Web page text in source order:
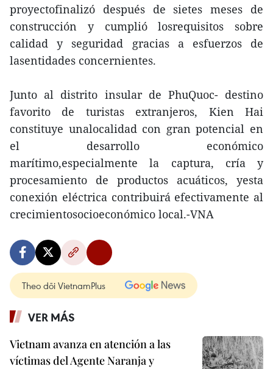
proyectofinalizó después de sietes meses de
construcción y cumplió losrequisitos sobre
calidad y seguridad gracias a esfuerzos de
lasentidades concernientes.
Junto al distrito insular de PhuQuoc- destino
favorito de turistas extranjeros, Kien Hai
constituye unalocalidad con gran potencial en
el desarrollo económico
marítimo,especialmente la captura, cría y
procesamiento de productos acuáticos, yesta
conexión eléctrica contribuirá efectivamente al
crecimientosocioeconómico local.-VNA
Theo dõi VietnamPlus
VER MÁS
Vietnam avanza en atención a las
víctimas del Agente Naranja y